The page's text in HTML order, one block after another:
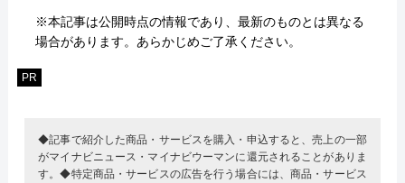
※本記事は公開時点の情報であり、最新のものとは異なる
場合があります。あらかじめご了承ください。
PR
◆記事で紹介した商品・サービスを購入・申込すると、売上の一部
がマイナビニュース・マイナビウーマンに還元されることがありま
す。◆特定商品・サービスの広告を行う場合には、商品・サービス